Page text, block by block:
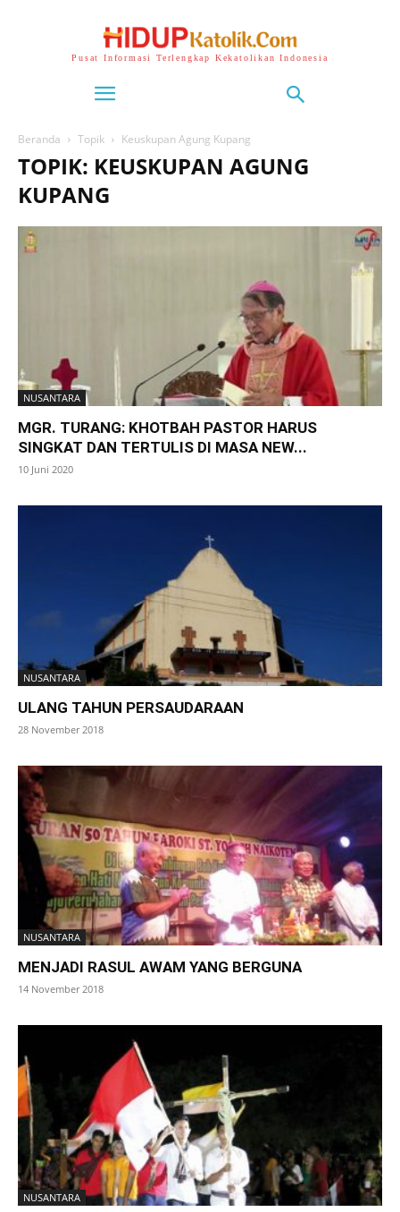
Pusat Informasi Terlengkap Kekatolikan Indonesia
Beranda Topik Keuskupan Agung Kupang
TOPIK: KEUSKUPAN AGUNG
KUPANG
NUSANTARA
MGR. TURANG: KHOTBAH PASTOR HARUS
SINGKAT DAN TERTULIS DI MASA NEW...
10 Juni 2020
NUSANTARA
ULANG TAHUN PERSAUDARAAN
28 November 2018
NUSANTARA
MENJADI RASUL AWAM YANG BERGUNA
14 November 2018
NUSANTARA